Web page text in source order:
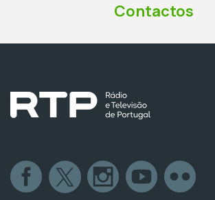
Contactos